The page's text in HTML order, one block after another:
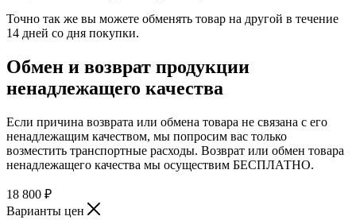
Точно так же вы можете обменять товар на другой в течение
14 дней со дня покупки.
Обмен и возврат продукции
ненадлежащего качества
Если причина возврата или обмена товара не связана с его
ненадлежащим качеством, мы попросим вас только
возместить транспортные расходы. Возврат или обмен товара
ненадлежащего качества мы осуществим БЕСПЛАТНО.
18 800 ₽
Варианты цен